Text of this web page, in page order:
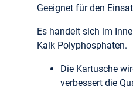
Geeignet für den
Es handelt sich im
Kalk Polyphosphaten.
Die Kartusche
verbessert die